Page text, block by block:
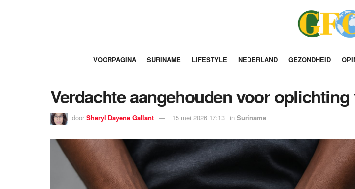
VOORPAGINA SURINAME LIFESTYLE NEDERLAND GEZONDHEID
Verdachte aangehouden voor
door Sheryl Dayene Gallant 15 mei 2026 17:13 in Suriname